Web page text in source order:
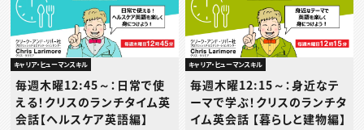
キャリア・ヒューマンスキル
毎週木曜12:45～：日常で使
える！クリスのランチタイム英
会話【ヘルスケア英語編】
キャリア・ヒューマンスキル
毎週木曜12:15～：身近なテ
ーマで学ぶ！クリスのランチタ
イム英会話 【暮らしと建物編】